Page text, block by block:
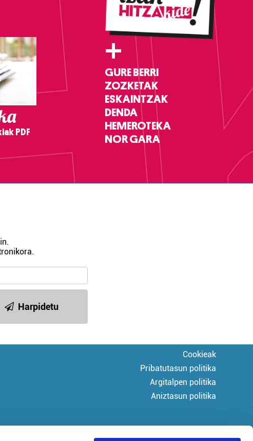
PDF
+
GURE BERRI
ZOZKETAK
ESKAINTZAK
DENDA
HEMEROTEKA
NOR GARA
Harpidetu
Cookieak
Pribatutasun politika
Argitalpen politika
Aniztasun politika